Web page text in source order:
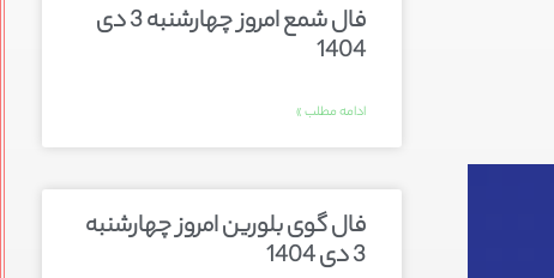
فال شمع امروز چهارشنبه 3 دی
1404
ادامه مطلب »
فال گوی بلورین امروز چهارشنبه
3 دی 1404